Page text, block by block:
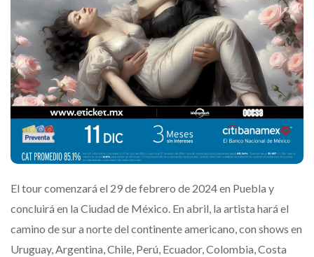
El tour comenzará el 29 de febrero de 2024 en Puebla y
concluirá en la Ciudad de México. En abril, la artista hará el
camino de sur a norte del continente americano, con shows en
Uruguay, Argentina, Chile, Perú, Ecuador, Colombia, Costa